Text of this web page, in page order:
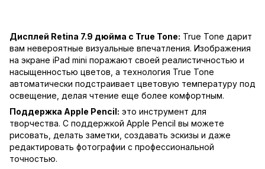
Дисплей Retina 7.9 дюйма с True Tone: True Tone дарит
вам невероятные визуальные впечатления. Изображения
на экране iPad mini поражают своей реалистичностью и
насыщенностью цветов, а технология True Tone
автоматически подстраивает цветовую температуру под
освещение, делая чтение еще более комфортным.
Поддержка Apple Pencil: это инструмент для
творчества. С поддержкой Apple Pencil вы можете
рисовать, делать заметки, создавать эскизы и даже
редактировать фотографии с профессиональной
точностью.